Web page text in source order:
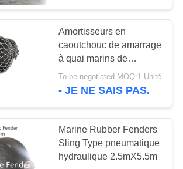
de
43
en
29
Amortisseurs en
caoutchouc de amarrage
à quai marins de
Pneuamtic amortisseur
de couverture de corde
To be negotiated MOQ:1 Unité
- JE NE SAIS PAS.
Marine Rubber Fenders
Sling Type pneumatique
hydraulique 2.5mX5.5m